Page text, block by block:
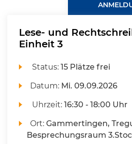
Lese- und
Einheit 3
Status:15 Plätze frei
Datum: Mi. 09.09.2026
Uhrzeit:16:30 - 18:00 Uhr
Ort:Gammertingen,
Besprechungsraum